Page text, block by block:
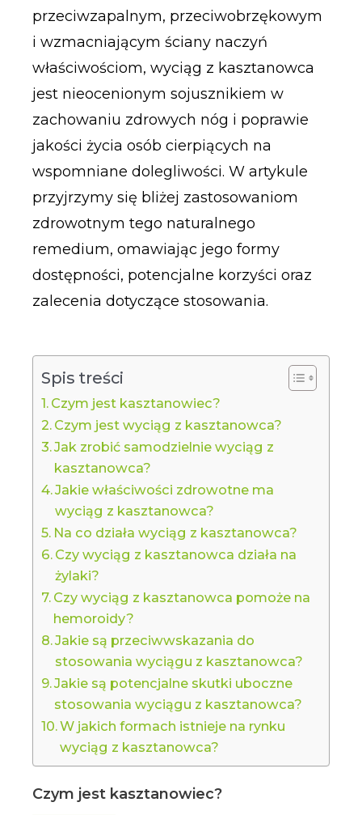
przeciwzapalnym, przeciwobrzękowym
i wzmacniającym ściany naczyń
właściwościom, wyciąg z kasztanowca
jest nieocenionym sojusznikiem w
zachowaniu zdrowych nóg i poprawie
jakości życia osób cierpiących na
wspomniane dolegliwości. W artykule
przyjrzymy się bliżej zastosowaniom
zdrowotnym tego naturalnego
remedium, omawiając jego formy
dostępności, potencjalne korzyści oraz
zalecenia dotyczące stosowania.
Spis treści
Czym jest kasztanowiec?
Czym jest wyciąg z kasztanowca?
Jak zrobić samodzielnie wyciąg z
kasztanowca?
Jakie właściwości zdrowotne ma
wyciąg z kasztanowca?
Na co działa wyciąg z kasztanowca?
Czy wyciąg z kasztanowca działa na
żylaki?
Czy wyciąg z kasztanowca pomoże na
hemoroidy?
Jakie są przeciwwskazania do
stosowania wyciągu z kasztanowca?
Jakie są potencjalne skutki uboczne
stosowania wyciągu z kasztanowca?
W jakich formach istnieje na rynku
wyciąg z kasztanowca?
Czym jest kasztanowiec?